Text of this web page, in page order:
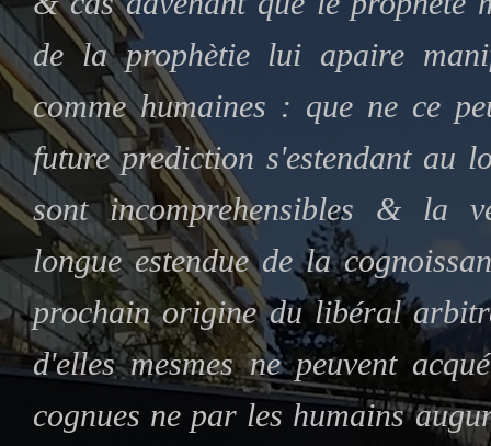
de la prophètie lui apaire
comme humaines : que ne ce
future prediction s'estendant au
sont incomprehensibles & la
longue estendue de la
prochain origine du libéral
d'elles mesmes ne peuvent
cognues ne par les humains